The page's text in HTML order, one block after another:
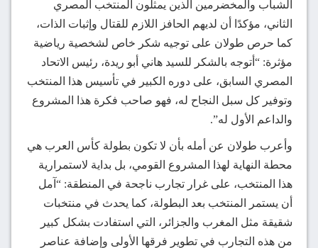
الشباب والمخضرمين الذين يمثلون المنتخب المصري
الثاني، مؤكدًا أن لديهم الحافز اللازم للقتال وإثبات الذات،
كما حرص طولان على توجيه شكر خاص لشخصية رياضية
مؤثرة: “أتوجه بالشكر للسيد هاني أبو ريدة، رئيس الاتحاد
المصري السابق، على دوره الكبير في تأسيس هذا المنتخب
وتوفير كل سبل النجاح له، فهو صاحب فكرة هذا المشروع
والداعم الأول له”.
وأعرب طولان عن أمله بأن لا تكون بطولة كأس العرب هي
محطة النهاية لهذا المشروع القومي، بل بداية لاستمرارية
هذا المنتخب، على غرار تجارب ناجحة في المنطقة: “آمل
أن يستمر المنتخب بعد البطولة، كما يحدث في منتخبات
شقيقة مثل المغرب والجزائر، التي استفادت بشكل كبير
من هذه التجارب في تطوير فرقها الأولى وإضافة عناصر